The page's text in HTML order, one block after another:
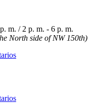
m. / 2 p. m. - 6 p. m.
North side of NW 150th)